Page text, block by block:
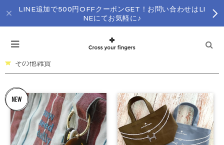
LINE追加で500円OFFクーポンGET！お問い合わせはLI
NEにてお気軽に♪
その他雑貨